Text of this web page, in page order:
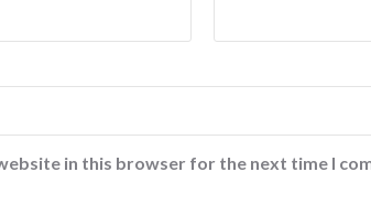
in this browser for the next time I